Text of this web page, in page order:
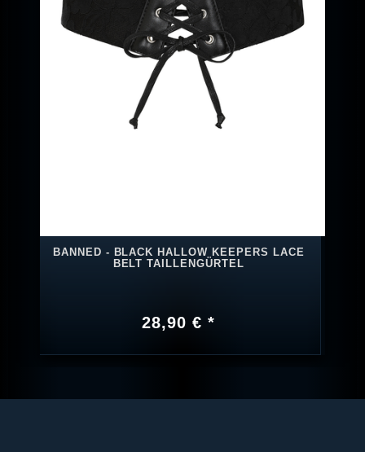
BANNED - BLACK HALLOW KEEPERS LACE
BELT TAILLENGÜRTEL
28,90 € *